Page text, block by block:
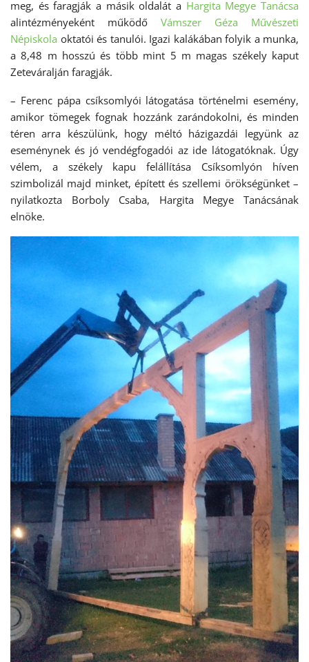
meg, és faragják a másik oldalát a Hargita Megye Tanácsa
alintézményeként működő Vámszer Géza Művészeti
Népiskola oktatói és tanulói. Igazi kalákában folyik a munka,
a 8,48 m hosszú és több mint 5 m magas székely kaput
Zeteváralján faragják.
– Ferenc pápa csíksomlyói látogatása történelmi esemény,
amikor tömegek fognak hozzánk zarándokolni, és minden
téren arra készülünk, hogy méltó házigazdái legyünk az
eseménynek és jó vendégfogadói az ide látogatóknak. Úgy
vélem, a székely kapu felállítása Csíksomlyón híven
szimbolizál majd minket, épített és szellemi örökségünket –
nyilatkozta Borboly Csaba, Hargita Megye Tanácsának
elnöke.